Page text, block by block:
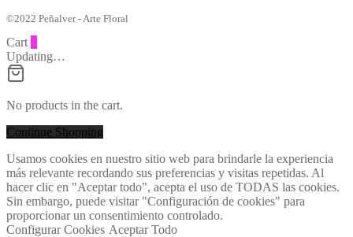
©2022 Peñalver - Arte Floral
Cart
Updating…
No products in the cart.
Continue Shopping
Usamos cookies en nuestro sitio web para brindarle la experiencia
más relevante recordando sus preferencias y visitas repetidas. Al
hacer clic en "Aceptar todo", acepta el uso de TODAS las cookies.
Sin embargo, puede visitar "Configuración de cookies" para
proporcionar un consentimiento controlado.
Configurar Cookies Aceptar Todo